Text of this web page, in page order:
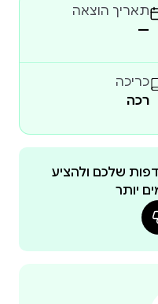
ועושה הכול כדי לא
כתיבה ואיור
תאריך הוצאה
—
כריכה
רכה
שלכם ולהציע
יותר